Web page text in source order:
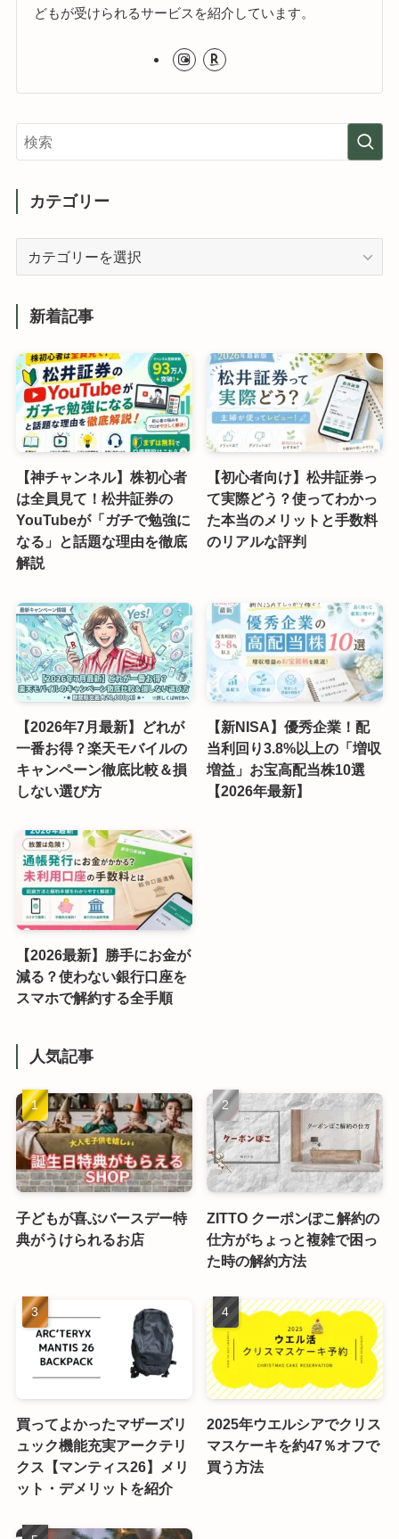
どもが受けられるサービスを紹介しています。
カテゴリー
新着記事
【神チャンネル】株初心者
は全員見て！松井証券の
YouTubeが「ガチで勉強に
なる」と話題な理由を徹底
解説
【初心者向け】松井証券っ
て実際どう？使ってわかっ
た本当のメリットと手数料
のリアルな評判
【2026年7月最新】どれが
一番お得？楽天モバイルの
キャンペーン徹底比較＆損
しない選び方
【新NISA】優秀企業！配
当利回り3.8%以上の「増収
増益」お宝高配当株10選
【2026年最新】
【2026最新】勝手にお金が
減る？使わない銀行口座を
スマホで解約する全手順
人気記事
子どもが喜ぶバースデー特
典がうけられるお店
ZITTO クーポンぽこ解約の
仕方がちょっと複雑で困っ
た時の解約方法
買ってよかったマザーズリ
ュック機能充実アークテリ
クス【マンティス26】メリ
ット・デメリットを紹介
2025年ウエルシアでクリス
マスケーキを約47％オフで
買う方法